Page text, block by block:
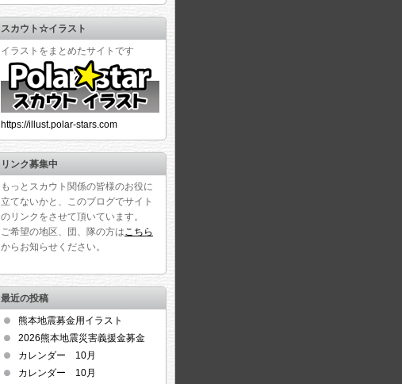
スカウト☆イラスト
イラストをまとめたサイトです
https://illust.polar-stars.com
リンク募集中
もっとスカウト関係の皆様のお役に
立てないかと、このブログでサイト
のリンクをさせて頂いています。
ご希望の地区、団、隊の方はこちら
からお知らせください。
最近の投稿
熊本地震募金用イラスト
2026熊本地震災害義援金募金
カレンダー 10月
カレンダー 10月